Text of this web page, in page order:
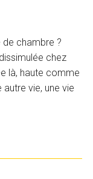
chambre ?
chez
là, haute comme
vie, une vie